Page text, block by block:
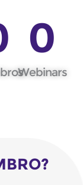
Webinars
0